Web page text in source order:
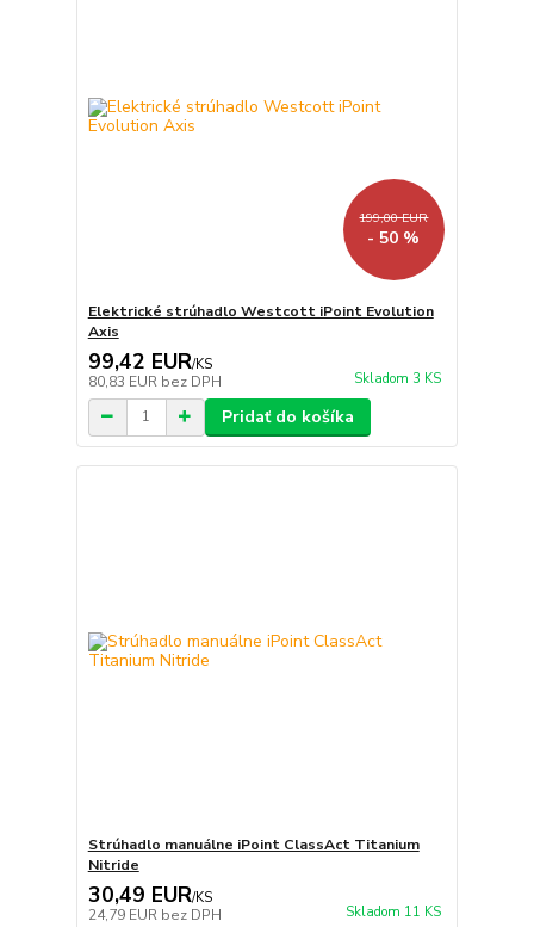
199,00 EUR
- 50 %
Elektrické strúhadlo Westcott iPoint Evolution
Axis
99,42 EUR/KS
80,83 EUR bez DPH Skladom 3 KS
Pridať do košíka
Strúhadlo manuálne iPoint ClassAct Titanium
Nitride
30,49 EUR/KS
24,79 EUR bez DPH Skladom 11 KS